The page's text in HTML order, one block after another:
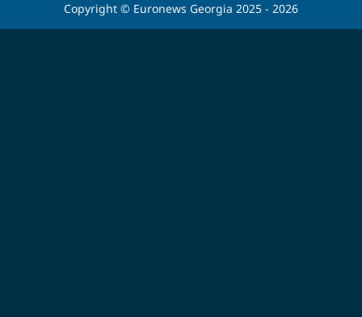
Copyright © Euronews Georgia 2025 - 2026